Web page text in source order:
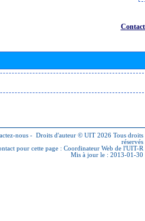
nous - Droits d'auteur © UIT 2026 Tous droits
réservés
pour cette page : Coordinateur Web de l'UIT-R
Mis à jour le : 2013-01-30